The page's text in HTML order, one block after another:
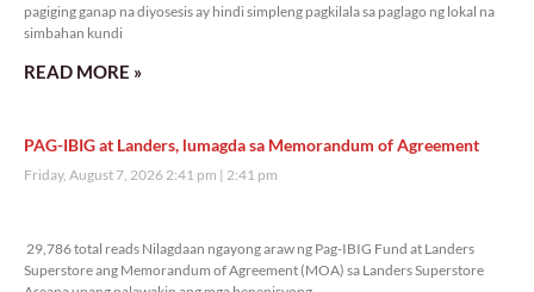
pagiging ganap na diyosesis ay hindi simpleng pagkilala sa paglago ng lokal na
simbahan kundi
READ MORE »
PAG-IBIG at Landers, lumagda sa Memorandum of Agreement
Friday, August 7, 2026 2:41 pm 2:41 pm
29,786 total reads Nilagdaan ngayong araw ng Pag-IBIG Fund at Landers
Superstore ang Memorandum of Agreement (MOA) sa Landers Superstore